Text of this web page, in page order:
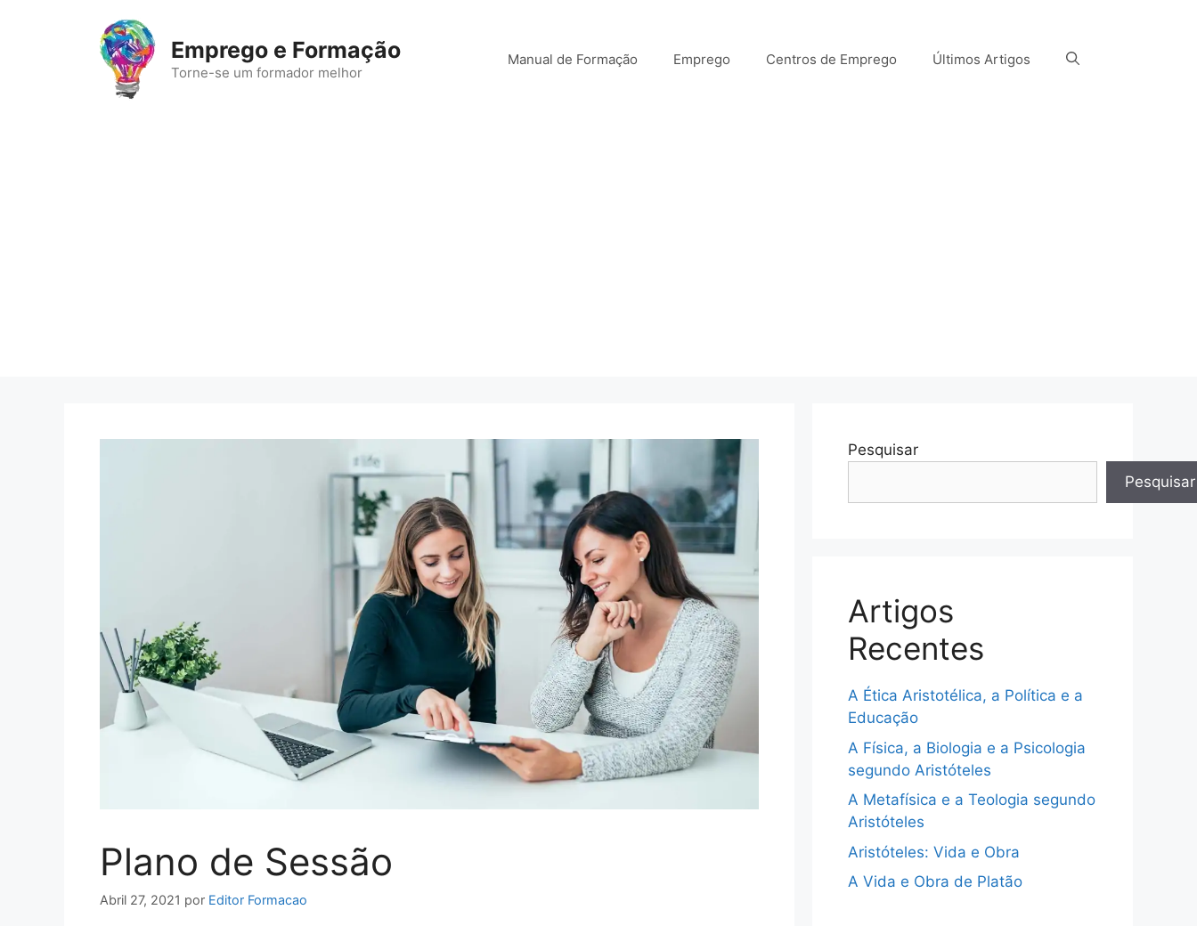
Emprego e Formação
Torne-se um formador melhor
Manual de Formação Emprego Centros de Emprego Últimos Artigos
Plano de Sessão
Abril 27, 2021 por Editor Formacao
Pesquisar
Pesquisar
Artigos
Recentes
A Ética Aristotélica, a Política e a
Educação
A Física, a Biologia e a Psicologia
segundo Aristóteles
A Metafísica e a Teologia segundo
Aristóteles
Aristóteles: Vida e Obra
A Vida e Obra de Platão